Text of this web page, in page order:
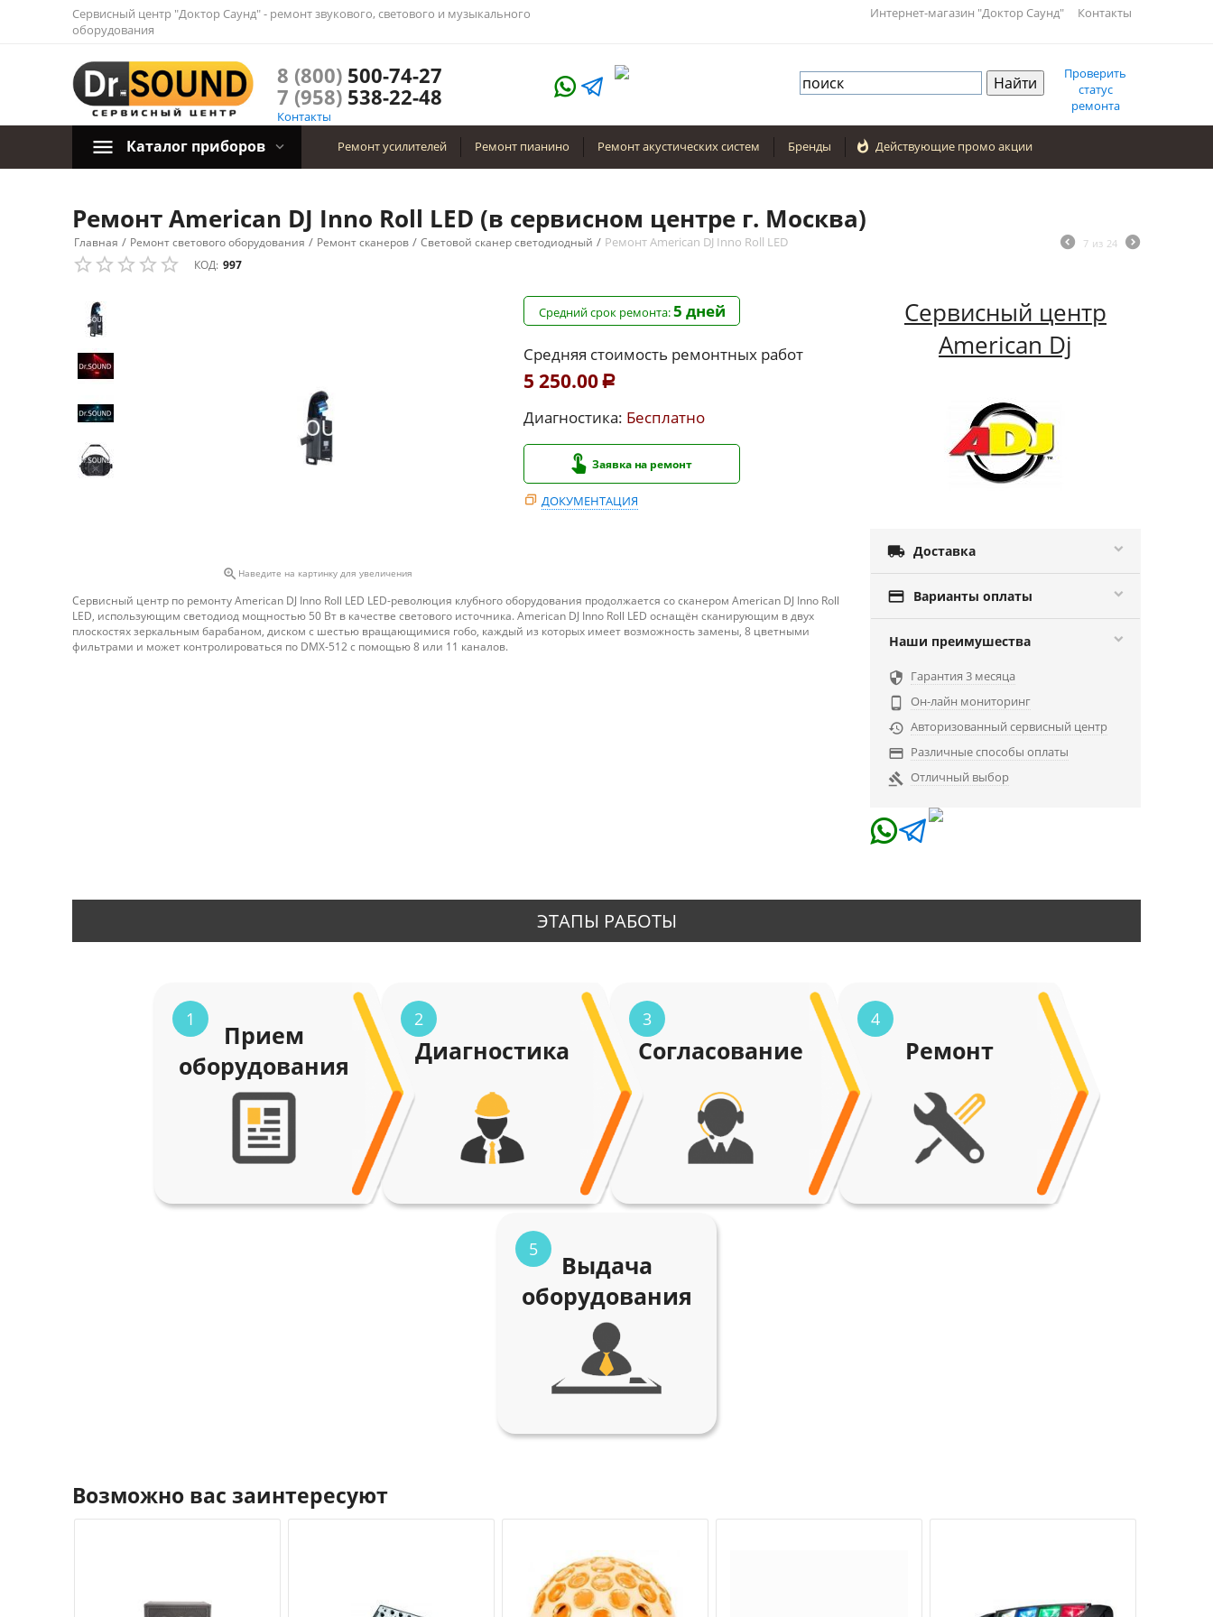
Сервисный центр "Доктор Саунд" - ремонт звукового, светового и музыкального
оборудования
Интернет-магазин "Доктор Саунд" Контакты
8 (800)500-74-27
7 (958)538-22-48
Контакты
Проверить
статус
ремонта
Каталог приборов Ремонт усилителей Ремонт пианино Ремонт акустических систем Бренды  Действующие промо акции
Ремонт American DJ Inno Roll LED (в сервисном центре г. Москва)
Главная / Ремонт светового оборудования / Ремонт сканеров / Световой сканер светодиодный / Ремонт American DJ Inno Roll LED 7 из 24
КОД: 997
 Наведите на картинку для увеличения
Средний срок ремонта:5 дней
Средняя стоимость ремонтных работ
5 250.00 Р
Диагностика: Бесплатно
Заявка на ремонт
ДОКУМЕНТАЦИЯ
Сервисный центр по ремонту American DJ Inno Roll LED LED-революция клубного оборудования продолжается со сканером American DJ Inno Roll
LED, использующим светодиод мощностью 50 Вт в качестве светового источника. American DJ Inno Roll LED оснащён сканирующим в двух
плоскостях зеркальным барабаном, диском с шестью вращающимися гобо, каждый из которых имеет возможность замены, 8 цветными
фильтрами и может контролироваться по DMX-512 с помощью 8 или 11 каналов.
Сервисный центр
American Dj
 Доставка
 Варианты оплаты
Наши преимушества
 Гарантия 3 месяца

Он-лайн мониторинг
 Авторизованный сервисный центр
 Различные способы оплаты
 Отличный выбор
ЭТАПЫ РАБОТЫ
1
Прием
оборудования
2
Диагностика
3
Согласование
4
Ремонт
5
Выдача
оборудования
Возможно вас заинтересуют